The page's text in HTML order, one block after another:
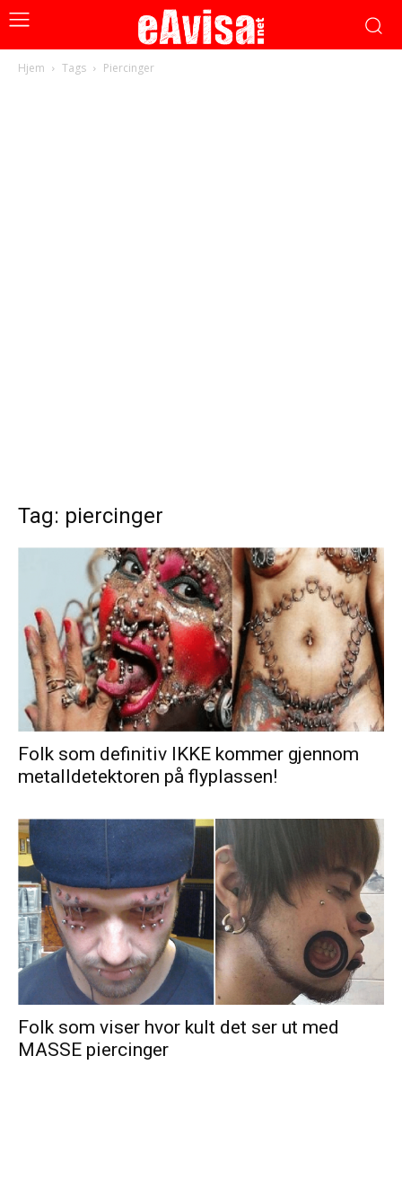
Hjem Tags Piercinger
Tag: piercinger
Folk som definitiv IKKE kommer gjennom
metalldetektoren på flyplassen!
Folk som viser hvor kult det ser ut med
MASSE piercinger